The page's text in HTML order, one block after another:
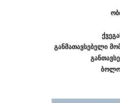
განმათავსებელი